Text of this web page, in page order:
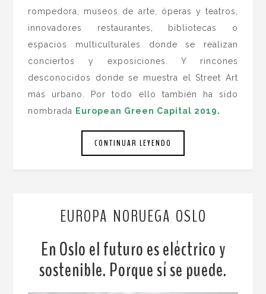
rompedora, museos de arte, óperas y teatros,
innovadores restaurantes, bibliotecas o
espacios multiculturales donde se realizan
conciertos y exposiciones. Y rincones
desconocidos donde se muestra el Street Art
más urbano. Por todo ello también ha sido
nombrada
European Green Capital 2019.
CONTINUAR LEYENDO
EUROPA, NORUEGA, OSLO
En Oslo el futuro es eléctrico y
sostenible. Porque sí se puede.